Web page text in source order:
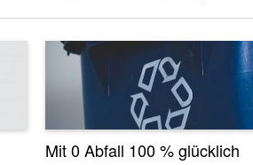
Mit 0 Abfall 100 % glücklich